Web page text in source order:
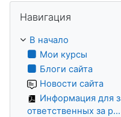
Навигация
В начало
Мои курсы
Блоги сайта
Новости сайта
Информация для
ответственных за р...